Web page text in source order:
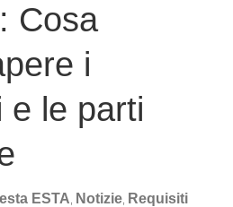
Richiesta
Cosa
i
e le parti
ESTA Notizie Requisiti